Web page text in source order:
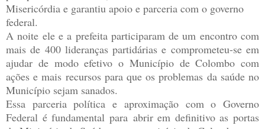
Misericórdia e garantiu apoio e parceria com o governo
federal.
A noite ele e a prefeita participaram de um encontro com
mais de 400 lideranças partidárias e comprometeu-se em
ajudar de modo efetivo o Município de Colombo com
ações e mais recursos para que os problemas da saúde no
Município sejam sanados.
Essa parceria política e aproximação com o Governo
Federal é fundamental para abrir em definitivo as portas